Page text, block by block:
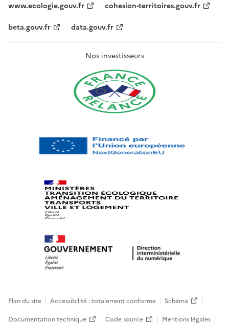
www.ecologie.gouv.fr
cohesion-territoires.gouv.fr
beta.gouv.fr
data.gouv.fr
Nos investisseurs
Plan du site Accessibilité : totalement conforme
Schéma
Documentation technique
Code source Mentions légales